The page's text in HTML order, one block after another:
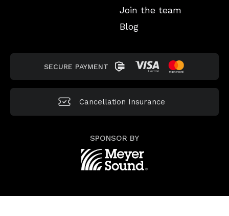
Join the team
Blog
SECURE PAYMENT
Cancellation Insurance
SPONSOR BY